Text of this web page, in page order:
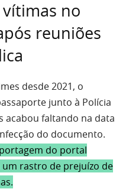
vítimas no
reuniões
desde 2021, o
junto à Polícia
acabou faltando na data
do documento.
do portal
um rastro de prejuízo de